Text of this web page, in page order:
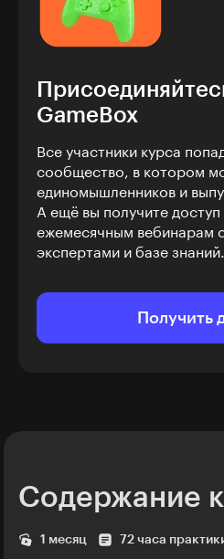
GameBox
Все участники курса
сообщество, в котором
единомышленников и
А ещё вы получите
ежемесячным вебинарам
экспертами и базе знаний.
Получить
Содержание
1 месяц 72 часа